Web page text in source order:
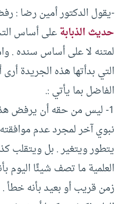
-يقول الدكتور أمين رضا :
حديث الذبابةعلى أساس
لمتنه لا على أساس سنده .
التي بدأتها هذه الجريدة
الفاضل بما يأتي :.
1- ليس من حقه أن يرفض
نبوي آخر لمجرد عدم موافقته
يتطور ويتغير . بل ويتقلب
العلمية ما تصف شيئًا
زمن قريب أو بعيد بأنه خطأ